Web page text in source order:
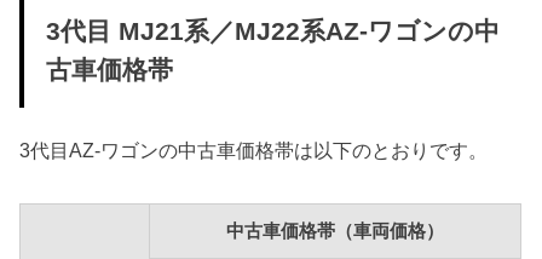
自賠責
3代目AZ-ワゴンは軽自動車ですので、自賠責の金額
燃料代
提条件として、基本情報で説明した想定実燃費をも
とに燃料代を算出しています。
3代目 MJ21系／MJ22系AZ-ワゴンの中
古車価格帯
3代目AZ-ワゴンの中古車価格帯は以下のとおりです。
中古車価格帯（車両価格）